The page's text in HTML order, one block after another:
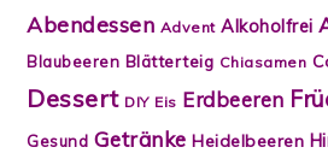
Abendessen Advent Alkoholfrei
Blaubeeren Blätterteig Chiasamen
Dessert DIY Eis Erdbeeren
Gesund Getränke Heidelbeeren